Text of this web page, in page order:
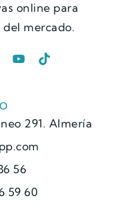
online para
del mercado.
291. Almería
56
59 60